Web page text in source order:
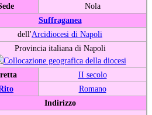
Nola
Suffraganea
dell'Arcidiocesi di Napoli
Provincia italiana di Napoli
II secolo
Romano
Indirizzo